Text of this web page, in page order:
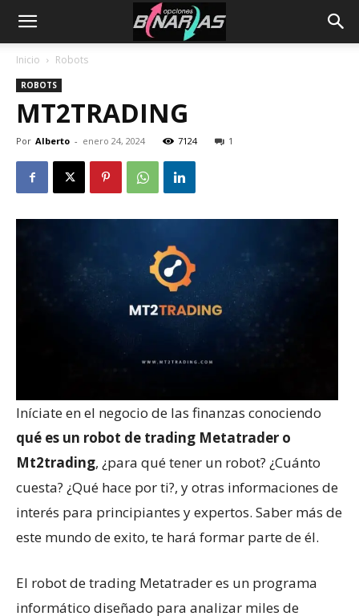
Inicio Robots
ROBOTS
MT2TRADING
Por Alberto - enero 24, 2024 7124 1
Iníciate en el negocio de las finanzas conociendo
qué es un robot de trading Metatrader o
Mt2trading, ¿para qué tener un robot? ¿Cuánto
cuesta? ¿Qué hace por ti?, y otras informaciones de
interés para principiantes y expertos. Saber más de
este mundo de exito, te hará formar parte de él.
El robot de trading Metatrader es un programa
informático diseñado para analizar miles de